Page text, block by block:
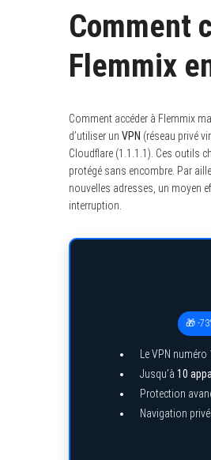
Comment
Flemmix
Comment accéder à Flemmix
d’utiliser un VPN (réseau privé
Cloudflare (1.1.1.1). Ces outils
protégé sans encombre. Par
nouvelles adresses, un moyen
interruption.
🎁 -
Le VPN
Jusqu’à 10
Protection
Navigation